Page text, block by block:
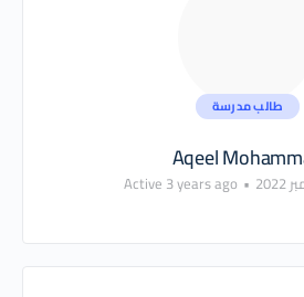
طالب مدرسة
•
Active 3 years ago